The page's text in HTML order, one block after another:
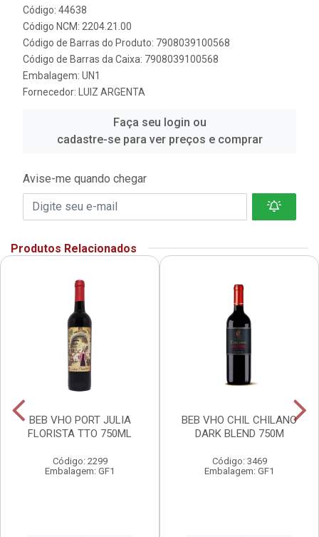
Código: 44638
Código NCM: 2204.21.00
Código de Barras do Produto: 7908039100568
Código de Barras da Caixa: 7908039100568
Embalagem: UN1
Fornecedor:
LUIZ ARGENTA
Faça seu login ou
cadastre-se para ver preços e comprar
Avise-me quando chegar
Produtos Relacionados
BEB VHO PORT JULIA
FLORISTA TTO 750ML
Código: 2299
Embalagem: GF1
BEB VHO CHIL CHILANO
DARK BLEND 750M
Código: 3469
Embalagem: GF1